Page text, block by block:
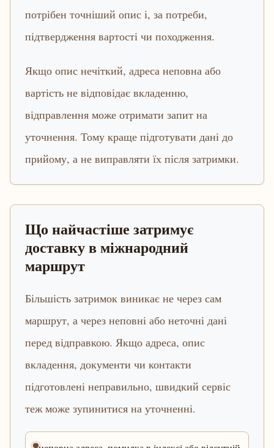
потрібен точніший опис і, за потреби,
підтвердження вартості чи походження.
Якщо опис нечіткий, адреса неповна або
вартість не відповідає вкладенню,
відправлення може отримати запит на
уточнення. Тому краще підготувати дані до
прийому, а не виправляти їх після затримки.
Що найчастіше затримує
доставку в міжнародний
маршрут
Більшість затримок виникає не через сам
маршрут, а через неповні або неточні дані
перед відправкою. Якщо адреса, опис
вкладення, документи чи контакти
підготовлені неправильно, швидкий сервіс
теж може зупинитися на уточненні.